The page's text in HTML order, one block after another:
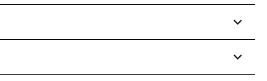
keyboard_arrow_down
keyboard_arrow_down